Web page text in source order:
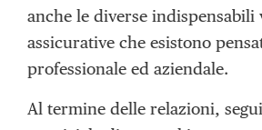
anche le diverse indispensabili
assicurative che esistono
professionale ed aziendale.
Al termine delle relazioni,